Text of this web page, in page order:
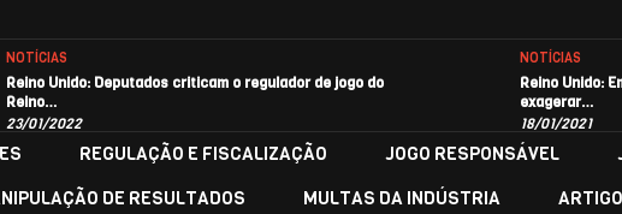
NOTÍCIAS
Reino Unido: Deputados criticam o regulador de jogo do
Reino…
23/01/2022
NOTÍCIAS
Reino Unido:
exagerar…
18/01/2021
REGULAÇÃO E FISCALIZAÇÃO JOGO RESPONSÁVEL
DE RESULTADOS MULTAS DA INDÚSTRIA